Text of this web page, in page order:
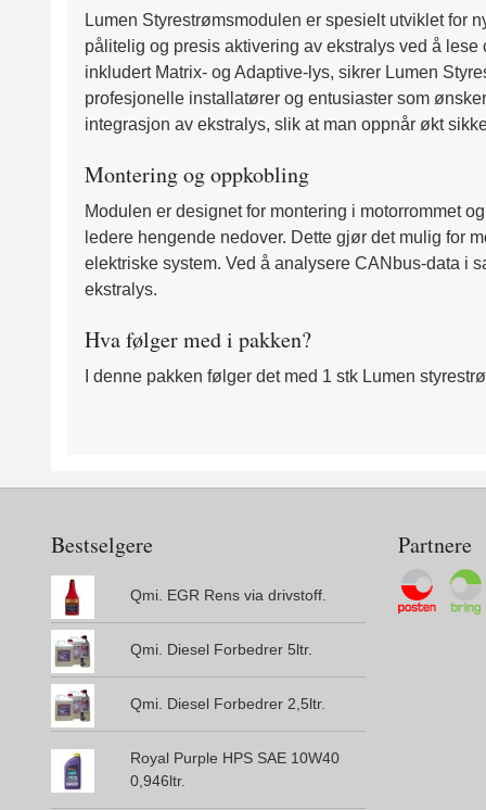
Lumen Styrestrømsmodulen er spesielt utviklet for
pålitelig og presis aktivering av ekstralys ved å
inkludert Matrix- og Adaptive-lys, sikrer Lumen
profesjonelle installatører og entusiaster som
integrasjon av ekstralys, slik at man oppnår økt
Montering og oppkobling
Modulen er designet for montering i motorrommet
ledere hengende nedover. Dette gjør det mulig for
elektriske system. Ved å analysere CANbus-data i
ekstralys.
Hva følger med i pakken?
I denne pakken følger det med 1 stk Lumen
Bestselgere
Qmi. EGR Rens via drivstoff.
Qmi. Diesel Forbedrer 5ltr.
Qmi. Diesel Forbedrer 2,5ltr.
Royal Purple HPS SAE 10W40
0,946ltr.
Partnere